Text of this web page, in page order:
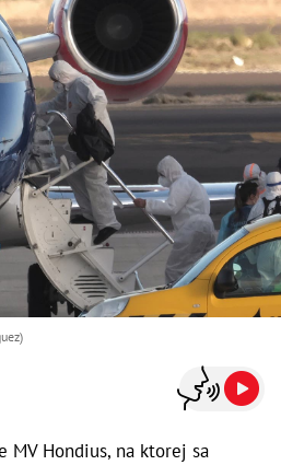
MV Hondius, na ktorej sa